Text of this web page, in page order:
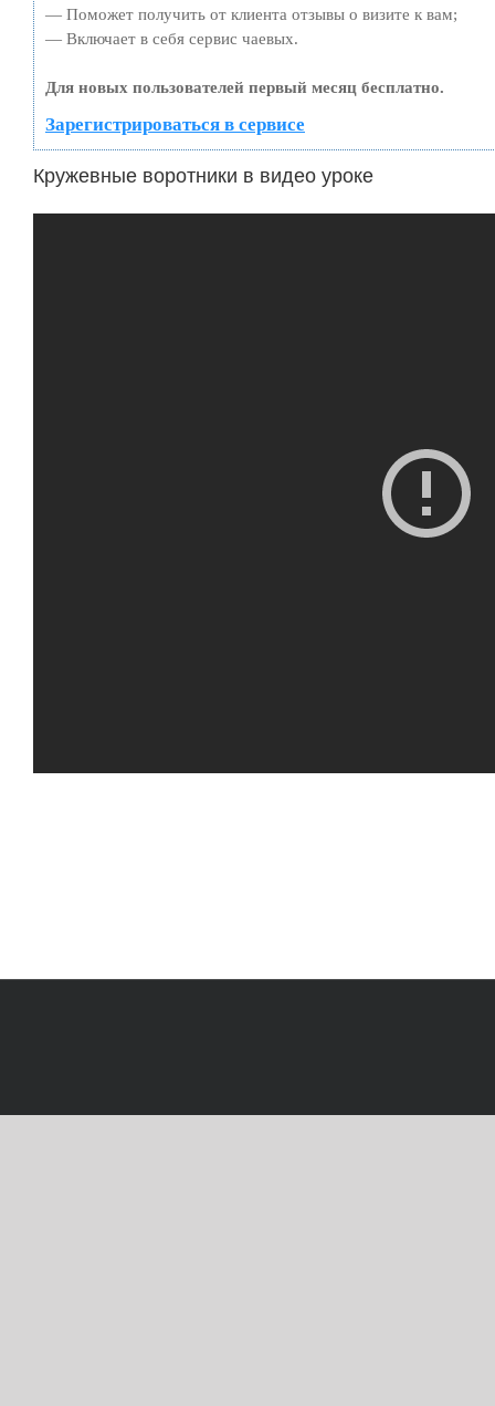
— Поможет получить от клиента отзывы о визите к вам;
— Включает в себя сервис чаевых.
Для новых пользователей первый месяц бесплатно.
Зарегистрироваться в сервисе
Кружевные воротники в видео уроке